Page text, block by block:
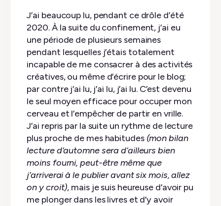
J’ai beaucoup lu, pendant ce drôle d’été
2020. À la suite du confinement, j’ai eu
une période de plusieurs semaines
pendant lesquelles j’étais totalement
incapable de me consacrer à des activités
créatives, ou même d’écrire pour le blog;
par contre j’ai lu, j’ai lu, j’ai lu. C’est devenu
le seul moyen efficace pour occuper mon
cerveau et l’empêcher de partir en vrille.
J’ai repris par la suite un rythme de lecture
plus proche de mes habitudes (mon bilan
lecture d’automne sera d’ailleurs bien
moins fourni, peut-être même que
j’arriverai à le publier avant six mois, allez
on y croit), mais je suis heureuse d’avoir pu
me plonger dans les livres et d’y avoir